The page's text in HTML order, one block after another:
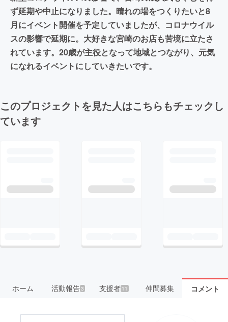
ず延期や中止になりました。晴れの場をつくりたいと8
月にイベント開催を予定していましたが、コロナウイル
スの影響で延期に。大好きな宮崎のお店も苦境に立たさ
れています。20歳が主役となって地域とつながり、元気
になれるイベントにしていきたいです。
このプロジェクトを見た人はこちらもチェックし
ています
ホーム 活動報告3 支援者 11 仲間募集 コメント